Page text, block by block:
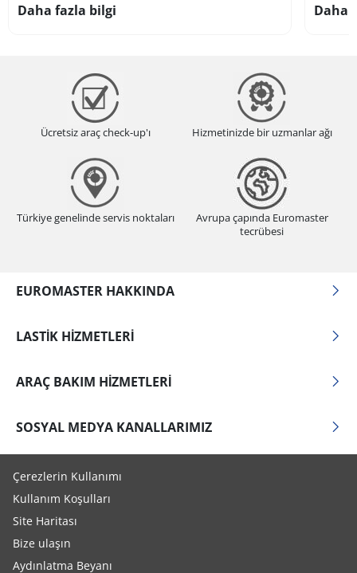
Daha fazla bilgi Daha
Ücretsiz araç check-up'ı Hizmetinizde bir uzmanlar ağı
Türkiye genelinde servis noktaları
Avrupa çapında Euromaster
tecrübesi
EUROMASTER HAKKINDA
LASTIK HIZMETLERI
ARAÇ BAKIM HIZMETLERI
SOSYAL MEDYA KANALLARIMIZ
Çerezlerin Kullanımı
Kullanım Koşulları
Site Haritası
Bize ulaşın
Aydınlatma Beyanı